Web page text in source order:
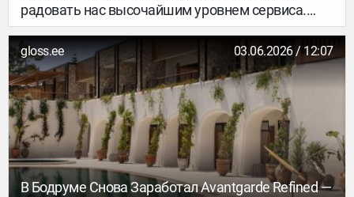
радовать нас высочайшим уровнем сервиса.
Лето — это время, когда хочется бросить все
дела, собрать чемодан и отправиться навстречу
новым впечатлениям. Будь то неспешные
прогулки по набережным, отдых на шезлонге у
бассейна или изучение исторических улочек —
для каждого сценария найдётся свой идеальный
объект размещения.
gloss.ee 03.06.2026 / 12:07
В Бодруме Снова Заработал Avantgarde Refined —